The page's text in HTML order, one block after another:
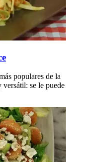
populares de la
versátil: se le puede